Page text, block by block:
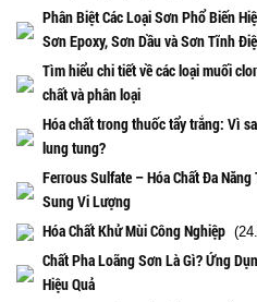
Phân Biệt Các Loại Sơn Phổ Biến
Sơn Epoxy, Sơn Dầu và Sơn Tĩnh
Tìm hiểu chi tiết về các loại muối
chất và phân loại
Hóa chất trong thuốc tẩy trắng: Vì
lung tung?
Ferrous Sulfate – Hóa Chất Đa
Sung Vi Lượng
Hóa Chất Khử Mùi Công Nghiệp
Chất Pha Loãng Sơn Là Gì? Ứng
Hiệu Quả